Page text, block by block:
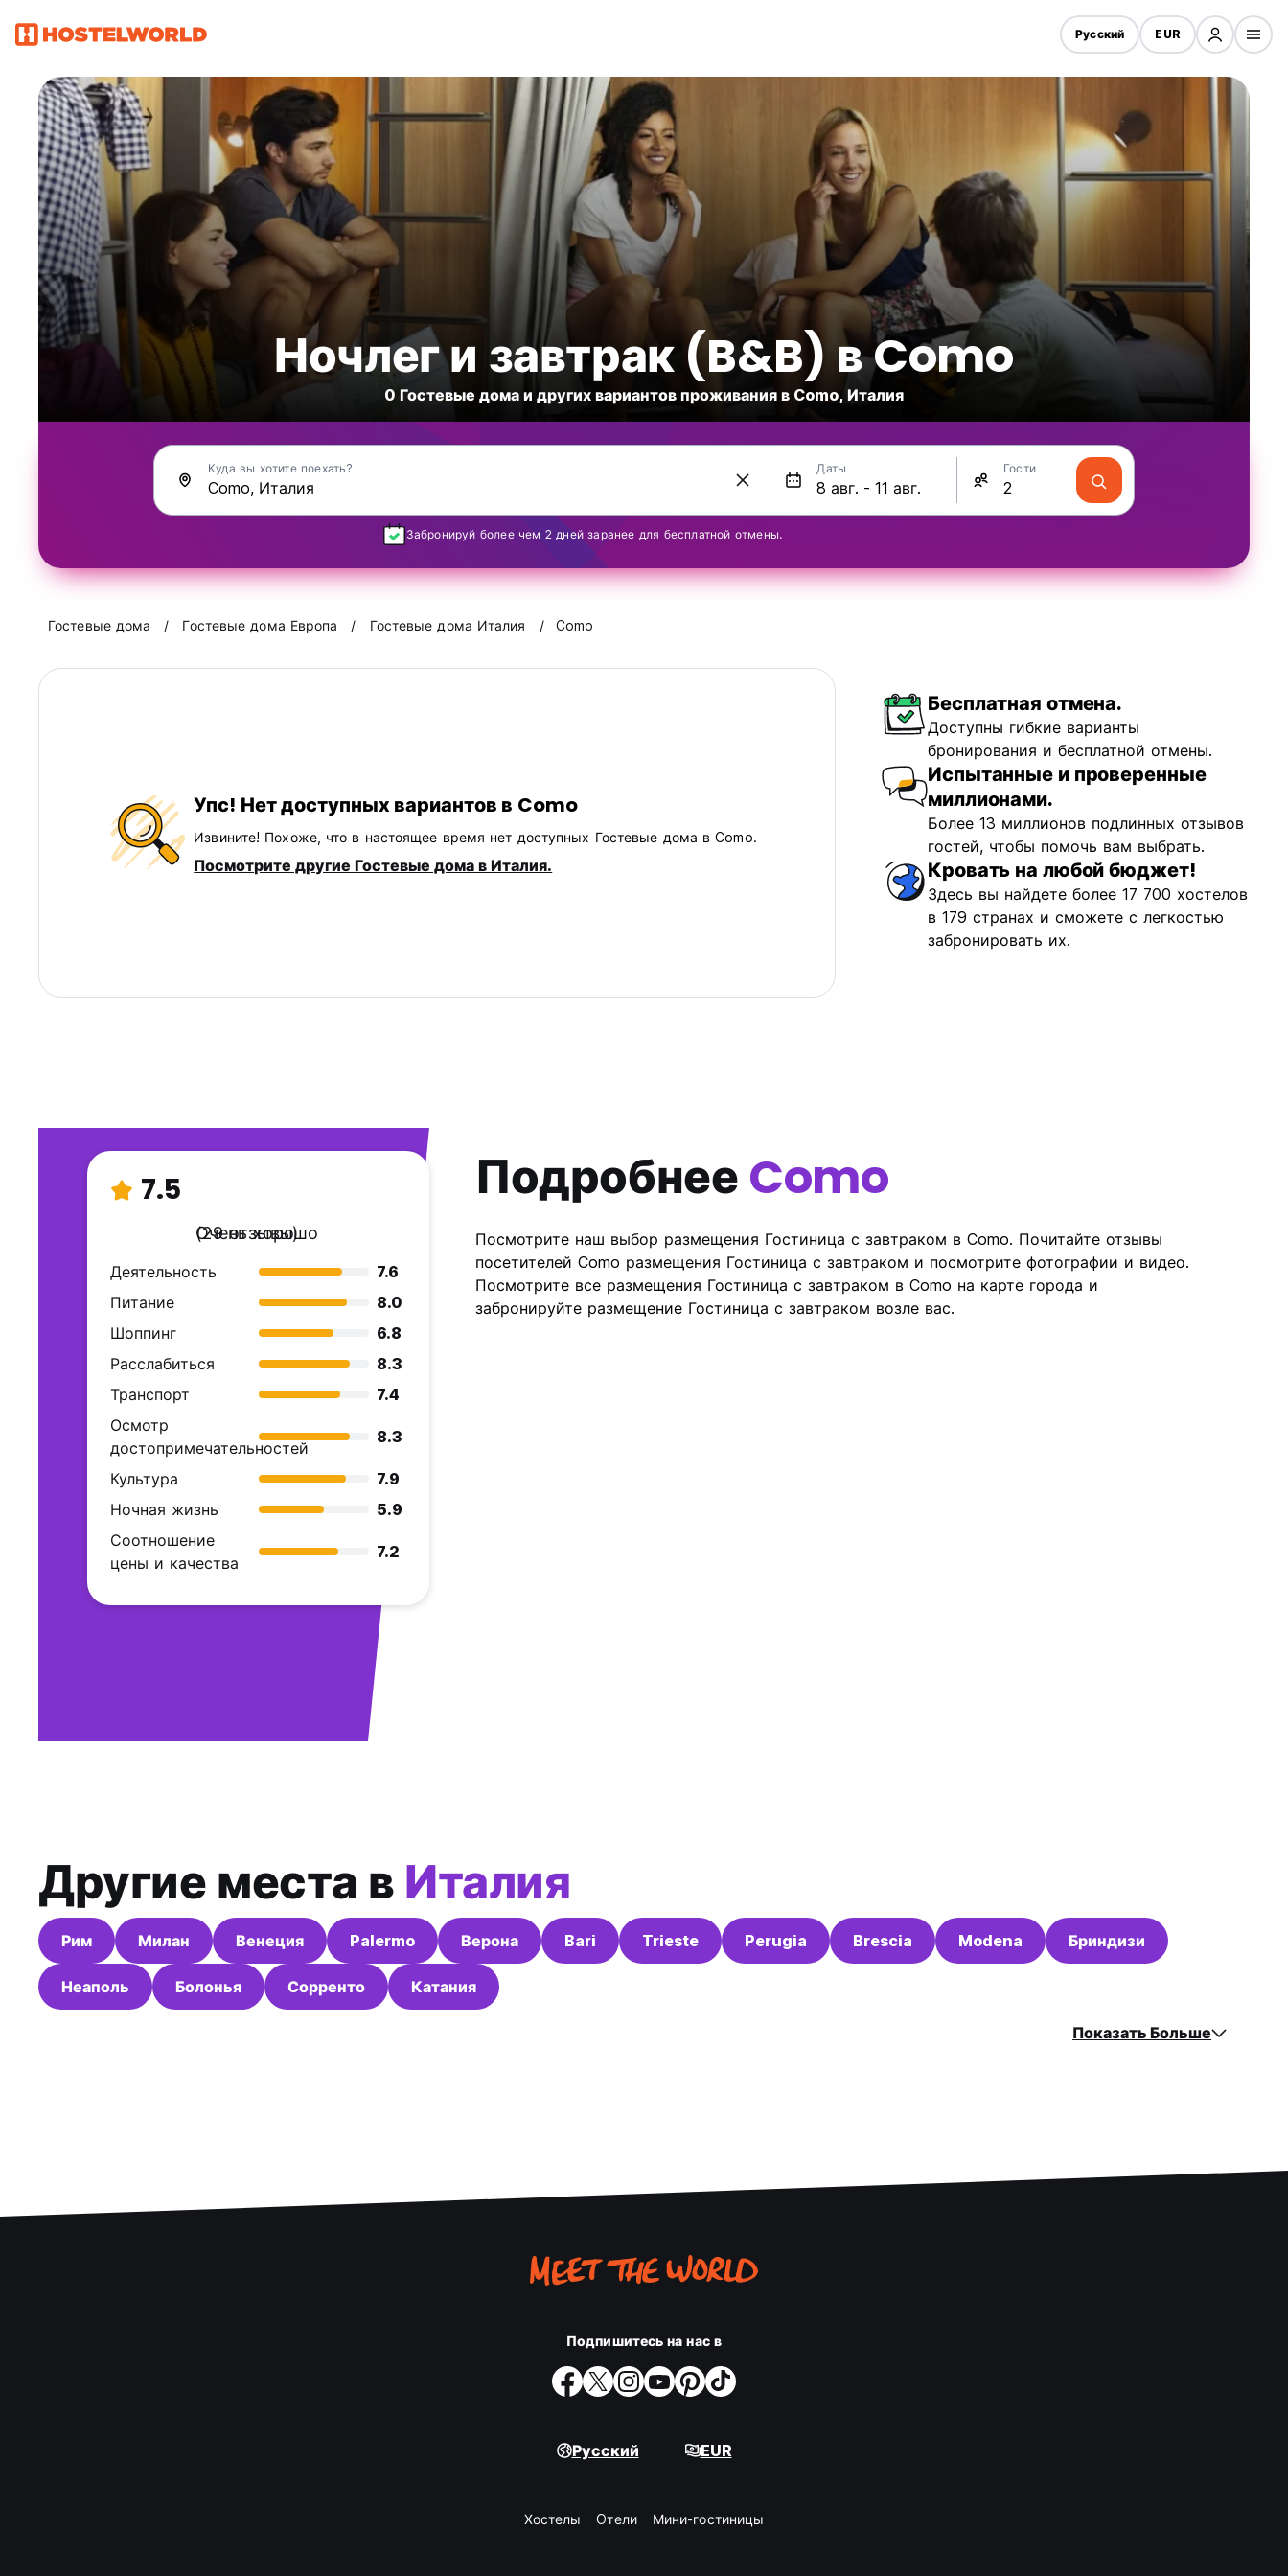
Русский EUR
Ночлег и завтрак (B&B) в Como
0 Гостевые дома и других вариантов проживания в Como, Италия
Куда вы хотите поехать? Даты Гости
Забронируй более чем 2 дней заранее для бесплатной отмены.
Гостевые дома Гостевые дома Европа Гостевые дома Италия Como
Упс! Нет доступных вариантов в Como
Извините! Похоже, что в настоящее время нет доступных Гостевые дома в Como.
Посмотрите другие Гостевые дома в Италия.
Бесплатная отмена.
Доступны гибкие варианты
бронирования и бесплатной отмены.
Испытанные и проверенные
миллионами.
Более 13 миллионов подлинных отзывов
гостей, чтобы помочь вам выбрать.
Кровать на любой бюджет!
Здесь вы найдете более 17 700 хостелов
в 179 странах и сможете с легкостью
забронировать их.
7.5
Очень хорошо
(29 отзывы)
Деятельность
7.6
Питание
8.0
Шоппинг
6.8
Расслабиться
8.3
Транспорт
7.4
Осмотр
достопримечательностей
8.3
Культура
7.9
Ночная жизнь
5.9
Соотношение
цены и качества
7.2
ПодробнееComo
Посмотрите наш выбор размещения Гостиница с завтраком в Como. Почитайте отзывы
посетителей Como размещения Гостиница с завтраком и посмотрите фотографии и видео.
Посмотрите все размещения Гостиница с завтраком в Como на карте города и
забронируйте размещение Гостиница с завтраком возле вас.
Другие места вИталия
Рим Милан Венеция Palermo Верона Bari Trieste Perugia Brescia Modena Бриндизи
Неаполь Болонья Сорренто Катания
Показать Больше
Подпишитесь на нас в
Русский EUR
Хостелы Oтели Мини-гостиницы